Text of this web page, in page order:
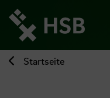
zum
Seiteninhalt
springen
Startseite